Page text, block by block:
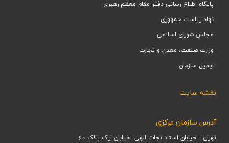
پایگاه اطلاع رسانی دفتر مقام معظم رهبری
نهاد ریاست جمهوری
مجلس شورای اسلامی
وزارت صنعت، معدن و تجارت
ایمیل سازمان
نقشه سایت
آدرس سازمان مرکزی
تهران - خيابان استاد نجات الهي- خيابان اراک پلاک 60